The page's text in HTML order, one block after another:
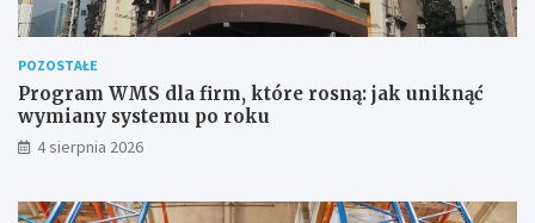
POZOSTAŁE
Program WMS dla firm, które rosną: jak uniknąć
wymiany systemu po roku
4 sierpnia 2026